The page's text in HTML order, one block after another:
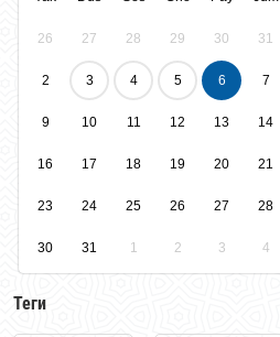
26 27 28 29 30 31
2 3 4 5 6 7
9 10 11 12 13 14
16 17 18 19 20 21
23 24 25 26 27 28
30 31 1 2 3 4
Теги